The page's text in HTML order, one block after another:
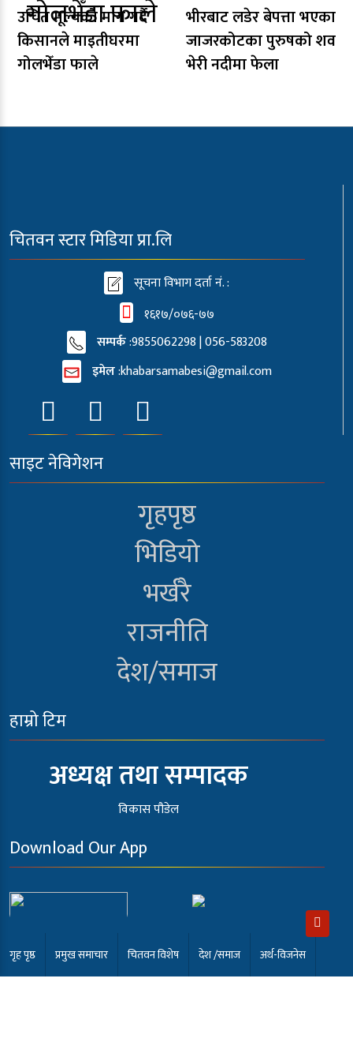
उचित मूल्यको माग गर्दै
किसानले माइतीघरमा
गोलभेँडा फाले
भीरबाट लडेर बेपत्ता भएका
जाजरकोटका पुरुषको शव
भेरी नदीमा फेला
चितवन स्टार मिडिया प्रा.लि
सूचना विभाग दर्ता नं. :
१६१७/०७६-७७
सम्पर्क:9855062298 | 056-583208
इमेल:khabarsamabesi@gmail.com
साइट नेविगेशन
गृहपृष्ठ
भिडियो
भर्खरै
राजनीति
देश/समाज
हाम्रो टिम
अध्यक्ष तथा सम्पादक
विकास पौडेल
Download Our App
गृह पृष्ठ प्रमुख समाचार चितवन विशेष देश /समाज अर्थ-विजनेस